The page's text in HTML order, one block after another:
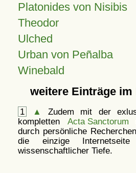
Platonides von Nisibis
Theodor
Ulched
Urban von Peñalba
Winebald
weitere Einträge im
1 ▲
Zudem mit der
kompletten Acta Sanctorum
durch persönliche
die einzige
wissenschaftlicher Tiefe.